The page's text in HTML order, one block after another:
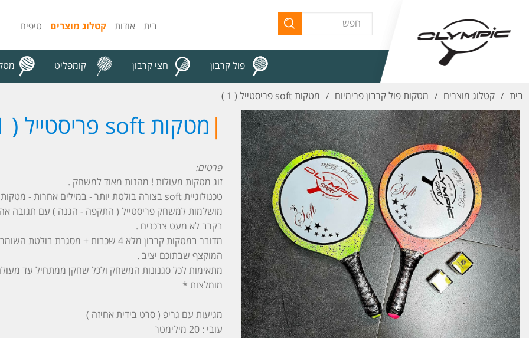
בית אודות קטלוג מוצרים טיפים
צור קשר פול קרבון חצי קרבון קומפליט
בית / קטלוג מוצרים / מטקות פול קרבון פרימיום / מטקות soft פריסטייל ( 1 )
| מטקות soft פריסטייל ( 1 )
פרטים:
זוג מטקות מעולות ! מהנות מאוד למשחק .
טכנולוגיית soft בצורה בולטת יותר - במילים אחרות - מטקות רכות יותר .
מושלמות למשחק פריסטייל ( התקפה - הגנה ) עם תגובה
בקרב לא מעט צרכנים .
מדובר במטקות קרבון מלא 4 שכבות + מסגרת
המוקצף שבתוכם יציב .
מתאימות לכל סגנונות המשחק ולכל שחקן ממתחיל עד
מומלצות *
מגיעות עם גריפ ( סרט בידית אחיזה )
עובי : 20 מילימטר